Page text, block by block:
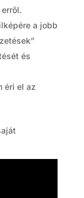
a jobb
és
éri el az